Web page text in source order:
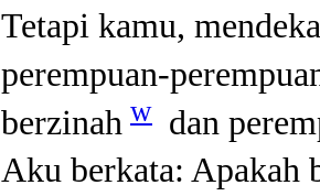
Tetapi kamu,
perempuan-
berzinah w dan
Aku berkata: Apakah